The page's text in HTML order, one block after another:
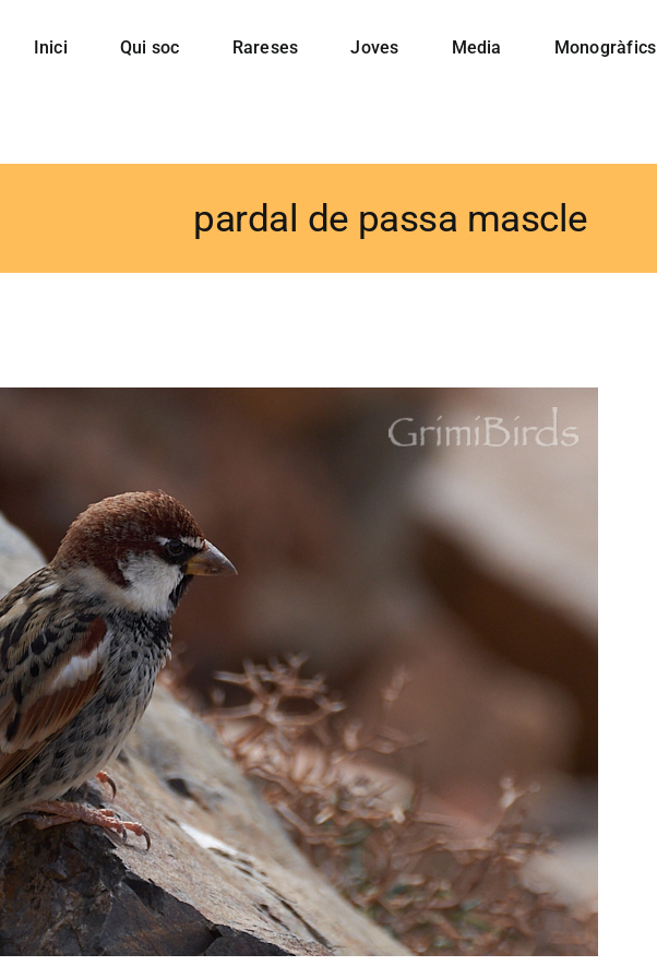
Inici Qui soc Rareses Joves Media Monogràfics
pardal de passa mascle